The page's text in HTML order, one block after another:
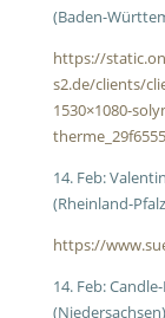
(Baden-
https://
s2.de/clients/
1530×1080-
14. Feb:
(Rheinland-
https://
14. Feb:
(Niedersachsen)